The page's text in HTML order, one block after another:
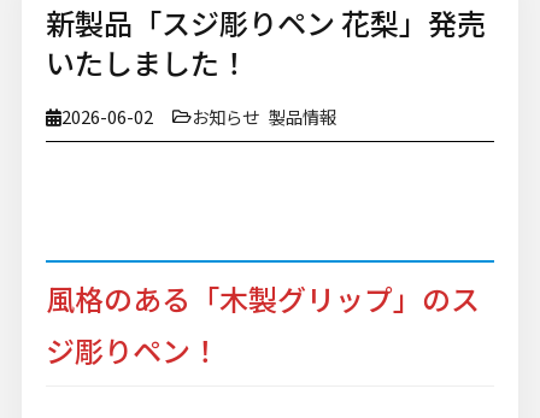
新製品「スジ彫りペン 花梨」発売
いたしました！
2026-06-02 お知らせ 製品情報
風格のある「木製グリップ」のス
ジ彫りペン！